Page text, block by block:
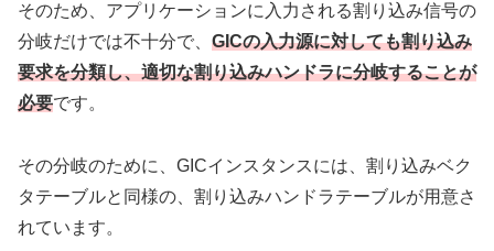
そのため、アプリケーションに入力される割り込み信号の
分岐だけでは不十分で、 GICの入力源に対しても割り込み
要求を分類し、適切な割り込みハンドラに分岐することが
必要です。
その分岐のために、GICインスタンスには、割り込みベク
タテーブルと同様の、割り込みハンドラテーブルが用意さ
れています。